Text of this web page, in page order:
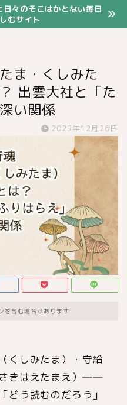
々のそこはかとない毎日
むサイト
ま・くしみた
出雲大社と「た
い関係
2025年12月26日
を含む場合があります
くしみたま）・守給
さきはえたまえ）――
どう読むのだろう」